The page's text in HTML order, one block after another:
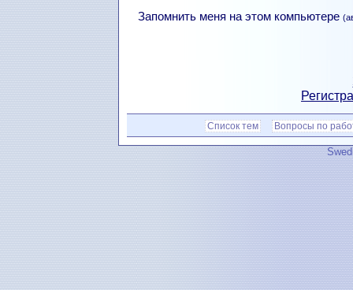
Запомнить меня на этом компьютере
Список тем Вопросы по